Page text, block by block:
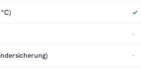
✓
–
–